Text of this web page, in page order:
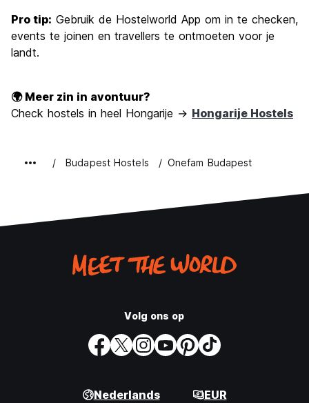
Pro tip: Gebruik de Hostelworld App om in te checken,
events te joinen en travellers te ontmoeten voor je
landt.
🌍 Meer zin in avontuur?
Check hostels in heel Hongarije → Hongarije Hostels
Budapest Hostels Onefam Budapest
Volg ons op
Nederlands EUR